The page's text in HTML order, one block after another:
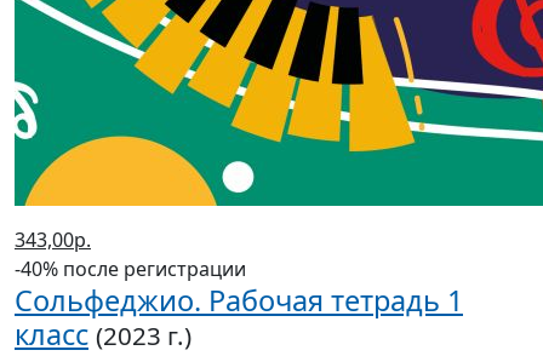
343,00р.
-40% после регистрации
Сольфеджио. Рабочая тетрадь 1
класс (2023 г.)